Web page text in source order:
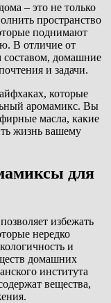
– это не только
пространство
поднимают
В отличие от
составом, домашние
и задачи.
которые
аромамикс. Вы
масла, какие
жизнь вашему
для
избежать
нередко
и
домашних
института
вещества,